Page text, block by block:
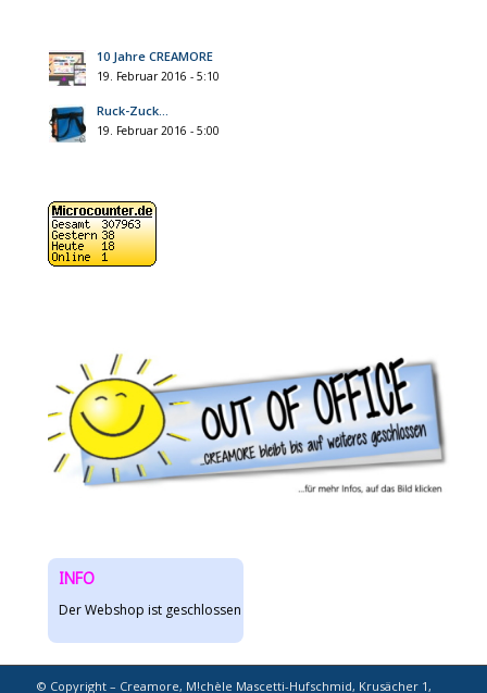
10 Jahre CREAMORE
19. Februar 2016 - 5:10
Ruck-Zuck…
19. Februar 2016 - 5:00
INFO
Der Webshop ist geschlossen
© Copyright – Creamore, M!chèle Mascetti-Hufschmid, Krusächer 1,